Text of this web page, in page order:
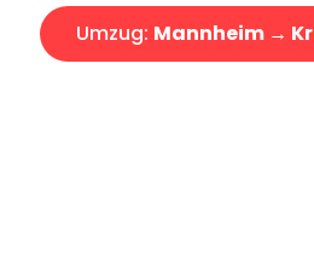
Umzug: Mannheim →